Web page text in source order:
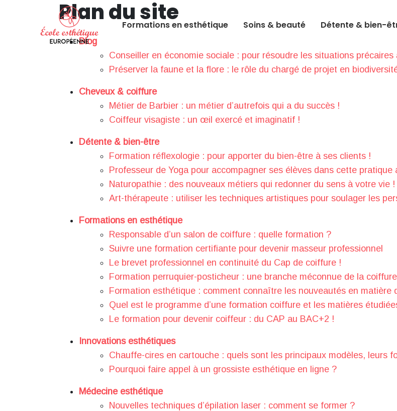
Formations en esthétique Soins & beauté Détente & bien-
Plan du site
Blog
Conseiller en économie sociale : pour résoudre les situations précaires
Préserver la faune et la flore : le rôle du chargé de projet en
Cheveux & coiffure
Métier de Barbier : un métier d’autrefois qui a du succès !
Coiffeur visagiste : un œil exercé et imaginatif !
Détente & bien-être
Formation réflexologie : pour apporter du bien-être à ses clients !
Professeur de Yoga pour accompagner ses élèves dans cette pratique
Naturopathie : des nouveaux métiers qui redonner du sens à votre vie !
Art-thérapeute : utiliser les techniques artistiques pour soulager les
Formations en esthétique
Responsable d’un salon de coiffure : quelle formation ?
Suivre une formation certifiante pour devenir masseur professionnel
Le brevet professionnel en continuité du Cap de coiffure !
Formation perruquier-posticheur : une branche méconnue de la
Formation esthétique : comment connaître les nouveautés en matière
Quel est le programme d’une formation coiffure et les matières
Le formation pour devenir coiffeur : du CAP au BAC+2 !
Innovations esthétiques
Chauffe-cires en cartouche : quels sont les principaux modèles, leurs
Pourquoi faire appel à un grossiste esthétique en ligne ?
Médecine esthétique
Nouvelles techniques d’épilation laser : comment se former ?